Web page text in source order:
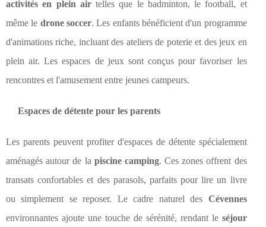
activités en plein airtelles que le badminton, le football, et
même le drone soccer. Les enfants bénéficient d'un programme
d'animations riche, incluant des ateliers de poterie et des jeux en
plein air. Les espaces de jeux sont conçus pour favoriser les
rencontres et l'amusement entre jeunes campeurs.
Espaces de détente pour les parents
Les parents peuvent profiter d'espaces de détente spécialement
aménagés autour de la piscine camping. Ces zones offrent des
transats confortables et des parasols, parfaits pour lire un livre
ou simplement se reposer. Le cadre naturel des Cévennes
environnantes ajoute une touche de sérénité, rendant le séjour